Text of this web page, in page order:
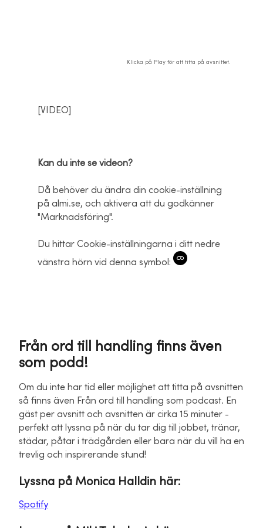
Klicka på Play för att titta på avsnittet.
[VIDEO]
Kan du inte se videon?
Då behöver du ändra din cookie-inställning
på almi.se, och aktivera att du godkänner
"Marknadsföring".
Du hittar Cookie-inställningarna i ditt nedre
vänstra hörn vid denna symbol:
Från ord till handling finns även
som podd!
Om du inte har tid eller möjlighet att titta på avsnitten
så finns även Från ord till handling som podcast. En
gäst per avsnitt och avsnitten är cirka 15 minuter -
perfekt att lyssna på när du tar dig till jobbet, tränar,
städar, påtar i trädgården eller bara när du vill ha en
trevlig och inspirerande stund!
Lyssna på Monica Halldin här:
Spotify